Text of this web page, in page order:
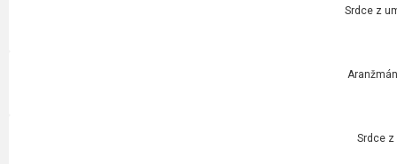
Srdce z
Srdce z